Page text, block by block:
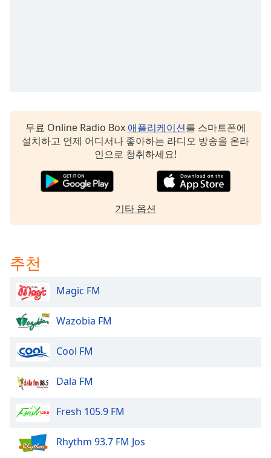
Escape
cancel
Text
Opacity
Background
Caption
Area
Color
무료 Online Radio Box 애플리케이션를 스마트폰에
설치하고 언제 어디서나 좋아하는 라디오 방송을 온라
인으로 청취하세요!
기타 옵션
추천
Magic FM
Wazobia FM
Cool FM
Dala FM
Fresh 105.9 FM
Rhythm 93.7 FM Jos